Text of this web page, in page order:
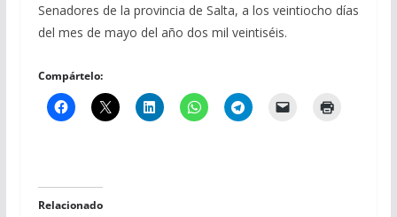
Senadores de la provincia de Salta, a los veintiocho días
del mes de mayo del año dos mil veintiséis.
Compártelo:
Relacionado